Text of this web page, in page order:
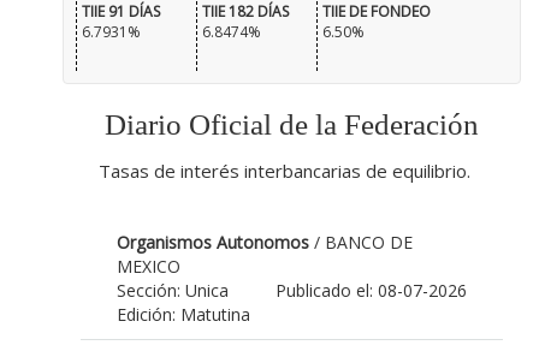
TIIE 91 DÍAS
6.7931%
TIIE 182 DÍAS
6.8474%
TIIE DE FONDEO
6.50%
Diario Oficial de la Federación
Tasas de interés interbancarias de equilibrio.
Organismos Autonomos / BANCO DE
MEXICO
Publicado el: 08-07-2026
Sección: Unica
Edición: Matutina